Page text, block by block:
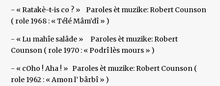
- « Ratakè-t-is co ? » Paroles èt muzike: Robert Counson
( role 1968 : « Télé Mâm’dî » )
- « Lu mahîe salâde » Paroles èt muzike: Robert
Counson ( role 1970 : « Podrî lès mours » )
- « cOho ! Aha ! » Paroles èt muzike: Robert Counson (
role 1962 : « Amon l’ bârbî » )